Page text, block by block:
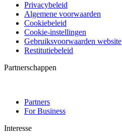
Privacybeleid
Algemene voorwaarden
Cookiebeleid
Cookie-instellingen
Gebruiksvoorwaarden website
Restitutiebeleid
Partnerschappen
Partners
For Business
Interesse